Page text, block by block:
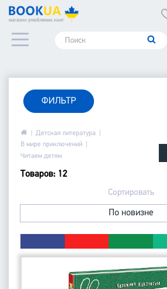
ФИЛЬТР
Детская литература
В мире приключений
Читаем детям
Товаров: 12
Сортировать
По новизне